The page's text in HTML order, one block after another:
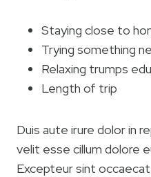
Staying close to
Trying something
Relaxing trumps
Length of trip
Duis aute irure dolor in
velit esse cillum dolore
Excepteur sint